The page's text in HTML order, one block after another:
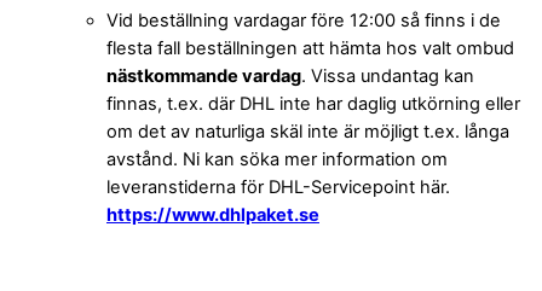
Vid beställning vardagar före 12:00 så finns i de
flesta fall beställningen att hämta hos valt ombud
nästkommande vardag. Vissa undantag kan
finnas, t.ex. där DHL inte har daglig utkörning eller
om det av naturliga skäl inte är möjligt t.ex. långa
avstånd. Ni kan söka mer information om
leveranstiderna för DHL-Servicepoint här.
https://www.dhlpaket.se